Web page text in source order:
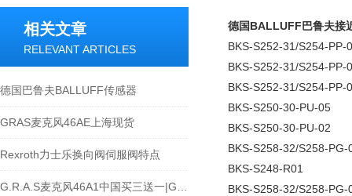
相关文章
RELEVANT ARTICLES
德国巴鲁夫BALLUFF传感器
GRAS麦克风46AE上海现货
Rexroth力士乐换向阀伺服阀特点
德国BALLUFF巴鲁夫接
BKS-S252-31/S254-PP-
BKS-S252-31/S254-PP-
BKS-S252-31/S254-PP-
BKS-S250-30-PU-05
BKS-S250-30-PU-02
BKS-S258-32/S258-PG-
BKS-S248-R01
BKS-S258-32/S258-PG-